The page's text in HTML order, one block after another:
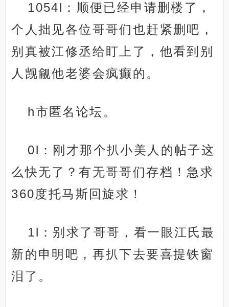
1054l：顺便已经申请删楼了，
个人拙见各位哥哥们也赶紧删吧，
别真被江修丞给盯上了，他看到别
人觊觎他老婆会疯癫的。
h市匿名论坛。
0l：刚才那个扒小美人的帖子这
么快无了？有无哥哥们存档！急求
360度托马斯回旋求！
1l：别求了哥哥，看一眼江氏最
新的申明吧，再扒下去要喜提铁窗
泪了。